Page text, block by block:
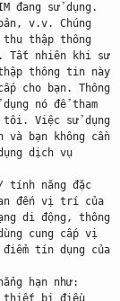
đang sử dụng.
v.v. Chúng
thập thông
Tất nhiên khi sử
thông tin này
cho bạn. Thông
nó để tham
tôi. Việc sử dụng
bạn không cần
dịch vụ
năng đặc
đến vị trí của
di động, thông
cung cấp vị
tín dụng của
hạn như: